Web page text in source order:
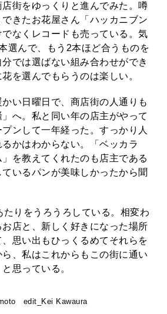
街をゆっくりと進んでみた。噂
きたお花屋さん「ハッカニブン
でなくレコードも売っている。気
選んで、もう2本ほど合うものを
では選ばない組み合わせができ
を選んでもらうのは楽しい。
い日曜日で、商店街の人通りも
へ。私と同い年の店主がやって
ンして一年経った。すっかり人
かはわからない。「ベッカラ
を教えてくれたのも店主である
いるパンが美味しかったから聞
たりをうろうろしている。相変わ
店と、新しく好きになった場所
思い出もひっくるめてそれらを
、私はこれからもこの街に通い
思っている。
edit_Kei Kawaura